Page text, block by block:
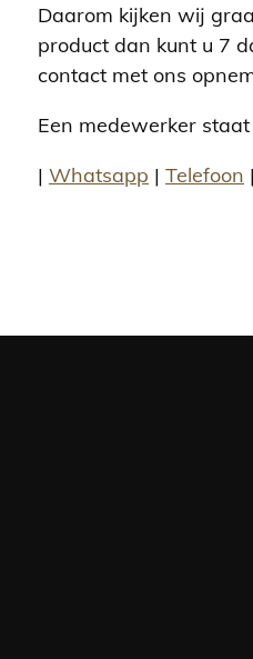
Daarom kijken wij
product dan kunt u 7
contact met ons
Een medewerker
| Whatsapp | Telefoon |